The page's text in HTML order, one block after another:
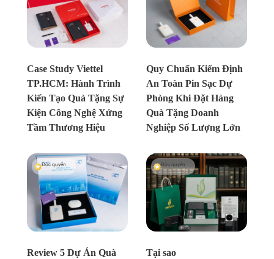
Case Study Viettel
TP.HCM: Hành Trình
Kiến Tạo Quà Tặng Sự
Kiện Công Nghệ Xứng
Tầm Thương Hiệu
Quy Chuẩn Kiểm Định
An Toàn Pin Sạc Dự
Phòng Khi Đặt Hàng
Quà Tặng Doanh
Nghiệp Số Lượng Lớn
Review 5 Dự Án Quà
Độc quyền
Tại sao
Độc quyền